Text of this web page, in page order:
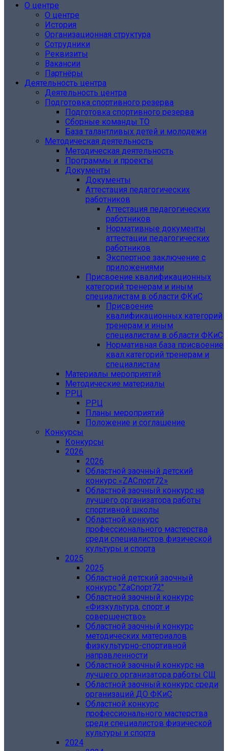
О центре
О центре
История
Организационная структура
Сотрудники
Реквизиты
Вакансии
Партнёры
Деятельность центра
Деятельность центра
Подготовка спортивного резерва
Подготовка спортивного резерва
Сборные команды ТО
База талантливых детей и молодежи
Методическая деятельность
Методическая деятельность
Программы и проекты
Документы
Документы
Аттестация педагогических
работников
Аттестация педагогических
работников
Нормативные документы
аттестации педагогических
работников
Экспертное заключение с
приложениями
Присвоение квалификационных
категорий тренерам и иным
специалистам в области ФКиС
Присвоение
квалификационных категорий
тренерам и иным
специалистам в области ФКиС
Нормативная база присвоение
квал.категорий тренерам и
специалистам
Материалы мероприятий
Методические материалы
РРЦ
РРЦ
Планы мероприятий
Положение и соглашение
Конкурсы
Конкурсы
2026
2026
Областной заочный детский
конкурс «ZAСпорт72»
Областной заочный конкурс на
лучшего организатора работы
спортивной школы
Областной конкурс
профессионального мастерства
среди специалистов физической
культуры и спорта
2025
2025
Областной детский заочный
конкурс "ZаСпорт72"
Областной заочный конкурс
«Физкультура, спорт и
совершенство»
Областной заочный конкурс
методических материалов
физкультурно-спортивной
направленности
Областной заочный конкурс на
лучшего организатора работы СШ
Областной заочный конкурс среди
организаций ДО ФКиС
Областной конкурс
профессионального мастерства
среди специалистов физической
культуры и спорта
2024